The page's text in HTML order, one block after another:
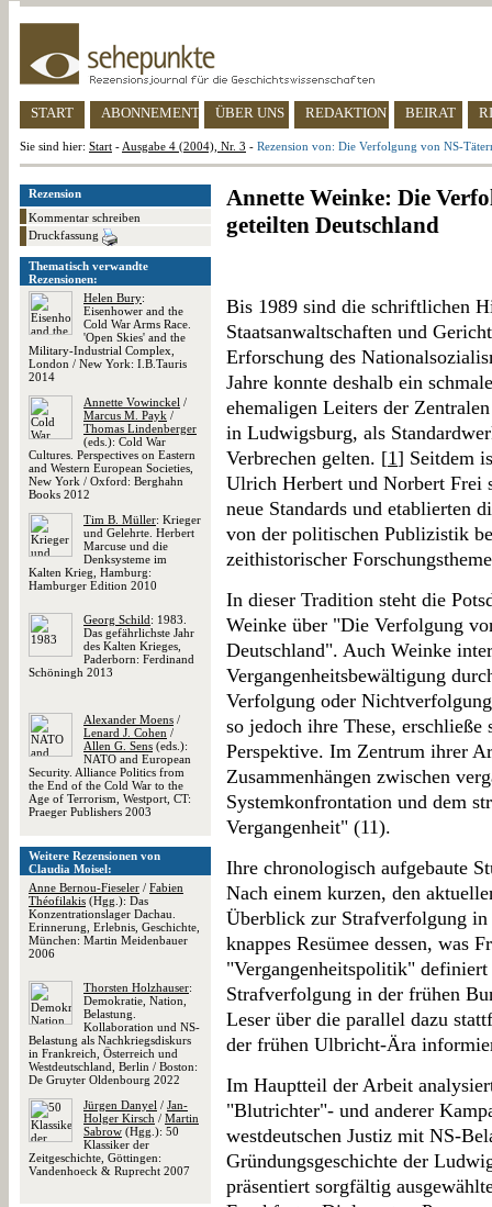
START ABONNEMENT ÜBER UNS REDAKTION BEIRAT
Sie sind hier: Start - Ausgabe 4 (2004), Nr. 3 - Rezension von: Die Verfolgung von NS-
Rezension
Kommentar schreiben
Druckfassung
Thematisch verwandte
Rezensionen:
Helen Bury:
Eisenhower and the
Cold War Arms Race.
'Open Skies' and the
Military-Industrial Complex,
London / New York: I.B.Tauris
2014
Annette Vowinckel /
Marcus M. Payk /
Thomas Lindenberger
(eds.): Cold War
Cultures. Perspectives on Eastern
and Western European Societies,
New York / Oxford: Berghahn
Books 2012
Tim B. Müller: Krieger
und Gelehrte. Herbert
Marcuse und die
Denksysteme im
Kalten Krieg, Hamburg:
Hamburger Edition 2010
Georg Schild: 1983.
Das gefährlichste Jahr
des Kalten Krieges,
Paderborn: Ferdinand
Schöningh 2013
Alexander Moens /
Lenard J. Cohen /
Allen G. Sens (eds.):
NATO and European
Security. Alliance Politics from
the End of the Cold War to the
Age of Terrorism, Westport, CT:
Praeger Publishers 2003
Weitere Rezensionen von
Claudia Moisel:
Anne Bernou-Fieseler / Fabien
Théofilakis (Hgg.): Das
Konzentrationslager Dachau.
Erinnerung, Erlebnis, Geschichte,
München: Martin Meidenbauer
2006
Thorsten Holzhauser:
Demokratie, Nation,
Belastung.
Kollaboration und NS-
Belastung als Nachkriegsdiskurs
in Frankreich, Österreich und
Westdeutschland, Berlin / Boston:
De Gruyter Oldenbourg 2022
Jürgen Danyel / Jan-
Holger Kirsch / Martin
Sabrow (Hgg.): 50
Klassiker der
Zeitgeschichte, Göttingen:
Vandenhoeck & Ruprecht 2007
Annette Weinke: Die
geteilten Deutschland
Bis 1989 sind die schriftlichen
Staatsanwaltschaften und
Erforschung des
Jahre konnte deshalb ein
ehemaligen Leiters der
in Ludwigsburg, als
Verbrechen gelten. [1] Seitdem
Ulrich Herbert und Norbert Frei
neue Standards und etablierten
von der politischen Publizistik
zeithistorischer
In dieser Tradition steht die
Weinke über "Die Verfolgung
Deutschland". Auch Weinke
Vergangenheitsbewältigung
Verfolgung oder
so jedoch ihre These, erschließe
Perspektive. Im Zentrum ihrer
Zusammenhängen zwischen
Systemkonfrontation und dem
Vergangenheit" (11).
Ihre chronologisch aufgebaute
Nach einem kurzen, den
Überblick zur Strafverfolgung in
knappes Resümee dessen, was
"Vergangenheitspolitik"
Strafverfolgung in der frühen
Leser über die parallel dazu
der frühen Ulbricht-Ära
Im Hauptteil der Arbeit
"Blutrichter"- und anderer
westdeutschen Justiz mit NS-
Gründungsgeschichte der
präsentiert sorgfältig